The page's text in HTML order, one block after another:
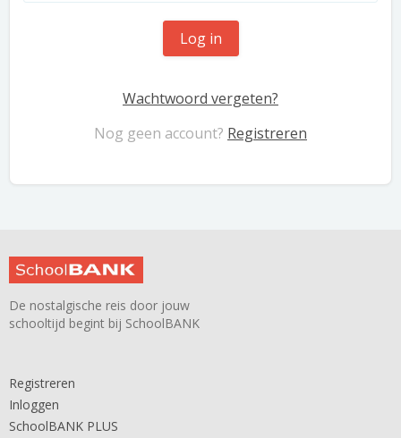
Log in
Wachtwoord vergeten?
Nog geen account? Registreren
De nostalgische reis door jouw
schooltijd begint bij SchoolBANK
Registreren
Inloggen
SchoolBANK PLUS